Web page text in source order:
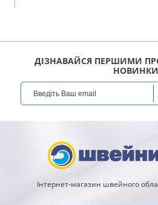
ДІЗНАВАЙСЯ ПЕРШИМИ
НОВИНКИ
Інтернет-магазин швейного